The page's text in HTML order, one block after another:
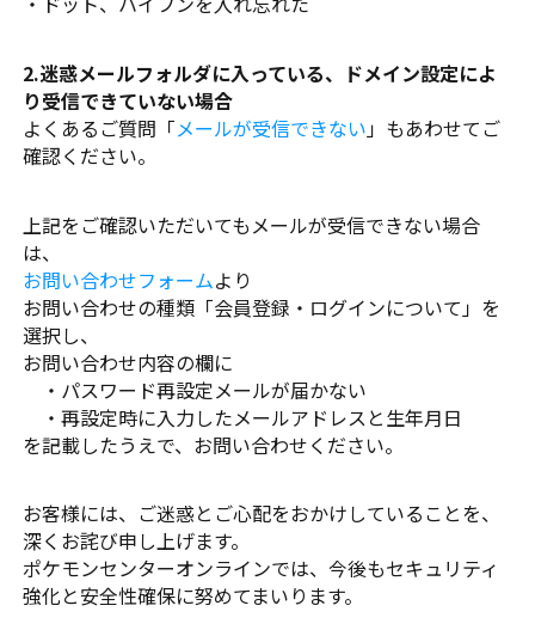
2.迷惑メールフォルダに入っている、ドメイン設定によ
り受信できていない場合
よくあるご質問「メールが受信できない」もあわせてご
確認ください。
上記をご確認いただいてもメールが受信できない場合
は、
お問い合わせフォームより
お問い合わせの種類「会員登録・ログインについて」を
選択し、
お問い合わせ内容の欄に
・パスワード再設定メールが届かない
・再設定時に入力したメールアドレスと生年月日
を記載したうえで、お問い合わせください。
お客様には、ご迷惑とご心配をおかけしていることを、
深くお詫び申し上げます。
ポケモンセンターオンラインでは、今後もセキュリティ
強化と安全性確保に努めてまいります。